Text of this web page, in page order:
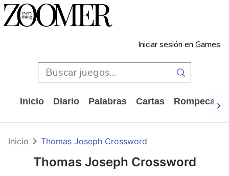
Iniciar sesión en Games
Inicio Diario Palabras Cartas
Thomas Joseph Crossword
Inicio Thomas Joseph Crossword